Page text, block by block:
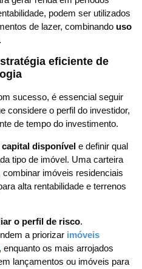
podem ser utilizados
de lazer, combinando uso
.
eficiente de
sucesso, é essencial seguir
considere o perfil do investidor,
de tempo do investimento.
disponível e definir qual
tipo de imóvel. Uma carteira
imóveis residenciais
alta rentabilidade e terrenos
o perfil de risco.
a priorizar imóveis
enquanto os mais arrojados
lançamentos ou imóveis para